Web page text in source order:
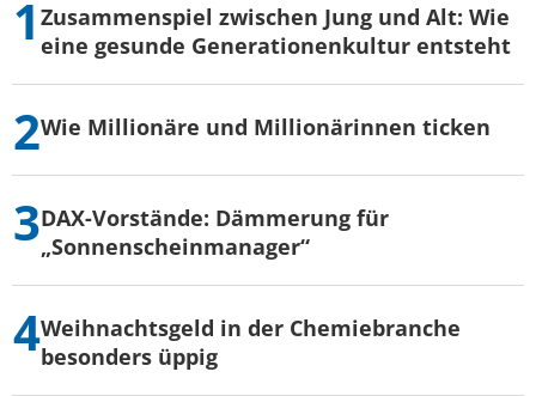
Zusammenspiel zwischen Jung und Alt: Wie
eine gesunde Generationenkultur entsteht
Wie Millionäre und Millionärinnen ticken
DAX-Vorstände: Dämmerung für
„Sonnenscheinmanager“
Weihnachtsgeld in der Chemiebranche
besonders üppig